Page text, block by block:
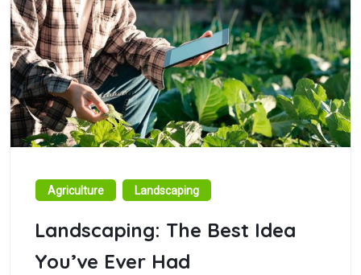
Agriculture Landscaping
Landscaping: The Best Idea
You’ve Ever Had